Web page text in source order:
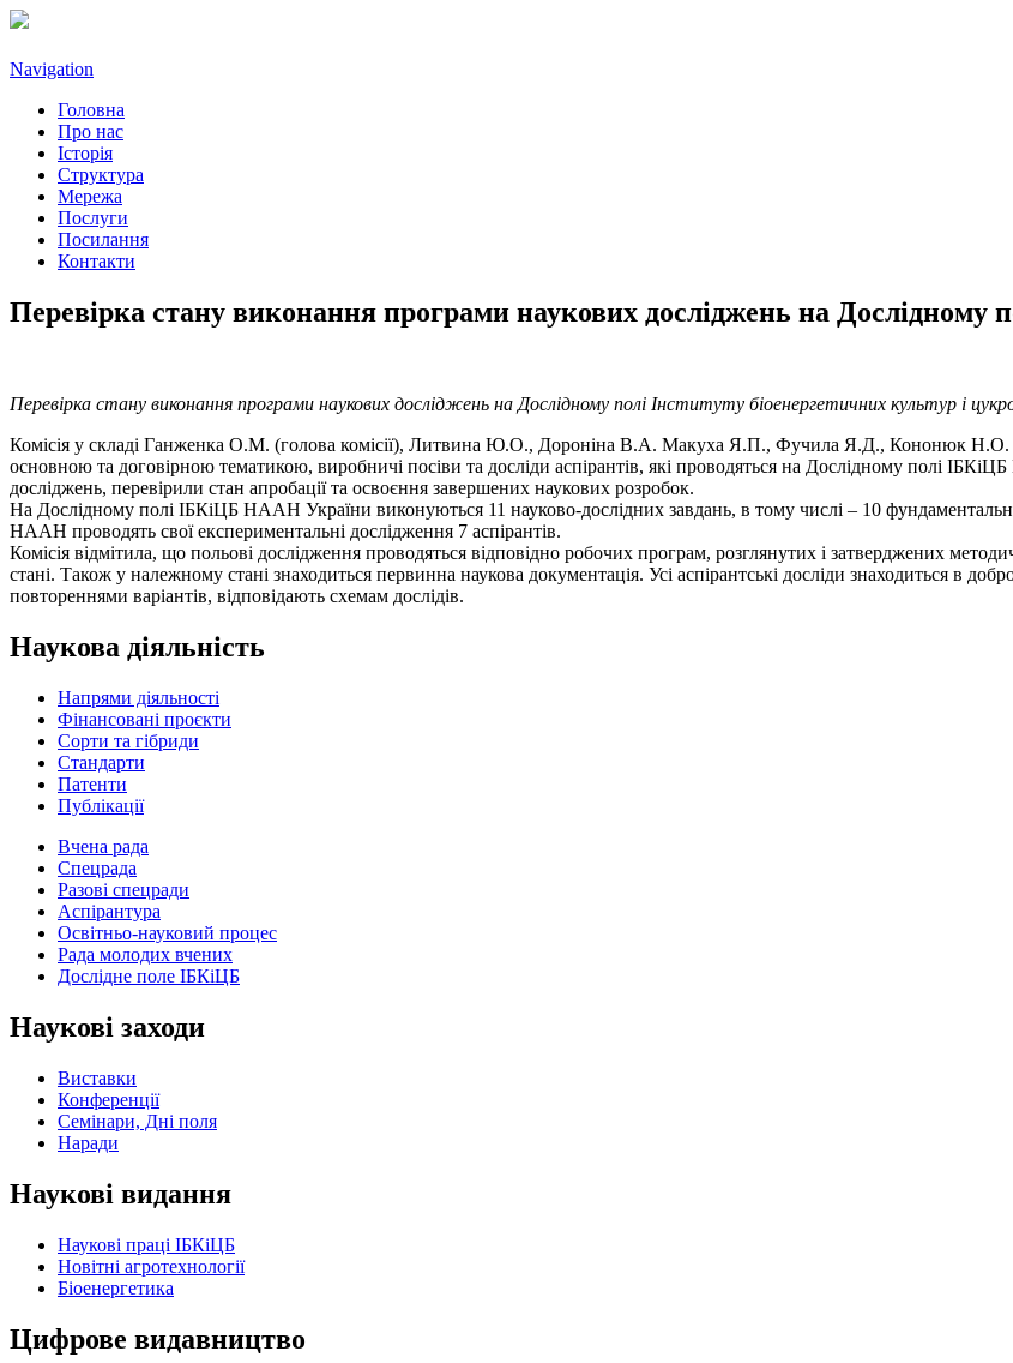
Navigation
Головна
Про нас
Історія
Структура
Мережа
Послуги
Посилання
Контакти
Перевірка стану виконання програми наукових досліджень на Дослідному
Перевірка стану виконання програми наукових досліджень на Дослідному полі Інституту біоенергетичних культур i
Комісія у складі Ганженка О.М. (голова комісії), Литвина Ю.О., Дороніна В.А. Макуха Я.П., Фучила Я.Д., Кононюк Н.О.
основною та договірною тематикою, виробничі посіви та досліди аспірантів, які проводяться на Дослідному полі
досліджень, перевірили стан апробації та освоєння завершених наукових розробок.
На Дослідному полі ІБКіЦБ HAAH України виконуються 11 науково-дослідних завдань, в тому числі – 10
НААН проводять свої експериментальні дослідження 7 аспірантів.
Комісія відмітила, що польові дослідження проводяться відповідно робочих програм, розглянутих і затверджених
стані. Також у належному стані знаходиться первинна наукова документація. Усі аспірантські досліди знаходиться в
повтореннями варіантів, відповідають схемам дослідів.
Наукова діяльність
Напрями діяльності
Фінансовані проєкти
Сорти та гібриди
Стандарти
Патенти
Публікації
Вчена рада
Спецрада
Разові спецради
Аспірантура
Освітньо-науковий процес
Рада молодих вчених
Дослідне поле ІБКіЦБ
Наукові заходи
Виставки
Конференції
Семінари, Дні поля
Наради
Наукові видання
Наукові праці ІБКіЦБ
Новітні агротехнології
Бiоенергетика
Цифрове видавництво